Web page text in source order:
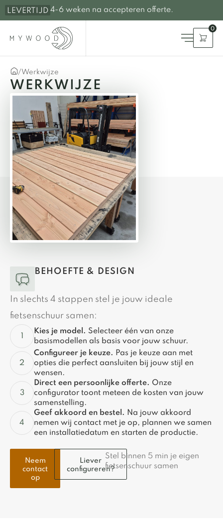
LEVERTIJD 4-6 weken na accepteren offerte.
0
/Werkwijze
WERKWIJZE
BEHOEFTE & DESIGN
In slechts 4 stappen stel je jouw ideale
fietsenschuur samen:
Kies je model. Selecteer één van onze
basismodellen als basis voor jouw schuur.
Configureer je keuze. Pas je keuze aan met
opties die perfect aansluiten bij jouw stijl en
wensen.
Direct een persoonlijke offerte. Onze
configurator toont meteen de kosten van jouw
samenstelling.
Geef akkoord en bestel. Na jouw akkoord
nemen wij contact met je op, plannen we samen
een installatiedatum en starten de productie.
Neem
contact
op
Liever
configureren?
Stel binnen 5 min je eigen
fietsenschuur samen